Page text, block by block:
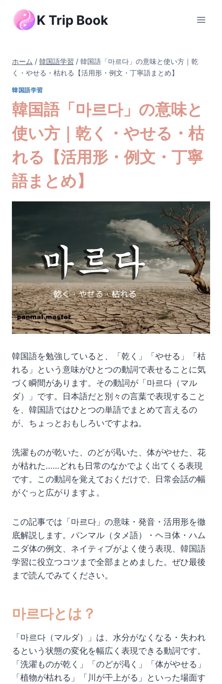
K Trip Book
ホーム / 韓国語学習 / 韓国語「마르다」の意味と使い方｜乾
く・やせる・枯れる【活用形・例文・丁寧語まとめ】
韓国語学習
韓国語「마르다」の意味と
使い方｜乾く・やせる・枯
れる【活用形・例文・丁寧
語まとめ】
韓国語を勉強していると、「乾く」「やせる」「枯
れる」という意味がひとつの動詞で表せることに気
づく瞬間があります。その動詞が「마르다（マル
ダ）」です。日本語だと別々の言葉で表現すること
を、韓国語ではひとつの単語でまとめて言えるの
が、ちょっとおもしろいですよね。
洗濯ものが乾いた、のどが渇いた、体がやせた、花
が枯れた……どれも日常のなかでよく出てくる表現
です。この動詞を覚えておくだけで、日常会話の幅
がぐっと広がりますよ。
この記事では「마르다」の意味・発音・活用形を徹
底解説します。パンマル（タメ語）・ヘヨ体・ハム
ニダ体の例文、ネイティブがよく使う表現、韓国語
学習に役立つコツまで全部まとめました。ぜひ最後
まで読んでみてください。
마르다とは？
「마르다（マルダ）」は、水分がなくなる・失われ
るという状態の変化を幅広く表現できる動詞です。
「洗濯ものが乾く」「のどが渇く」「体がやせる」
「植物が枯れる」「川が干上がる」といった場面す